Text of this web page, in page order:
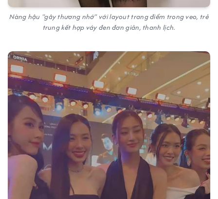
Nàng hậu "gây thương nhớ" với layout trang điểm trong veo, trẻ
trung kết hợp váy đen đơn giản, thanh lịch.